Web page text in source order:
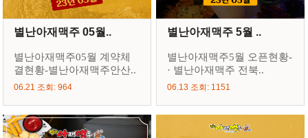
별난아재맥주 05월..
별난아재맥주05월 계약체
결현황-별난아재맥주안산..
06.21 조회: 964
별난아재맥주 5월 ..
별난아재맥주5월 오픈현황-
· 별난아재맥주 전북..
06.13 조회: 1151